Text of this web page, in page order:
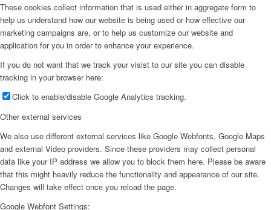
These cookies collect information that is used either in aggregate form to
help us understand how our website is being used or how effective our
marketing campaigns are, or to help us customize our website and
application for you in order to enhance your experience.
If you do not want that we track your visist to our site you can disable
tracking in your browser here:
Click to enable/disable Google Analytics tracking.
Other external services
We also use different external services like Google Webfonts, Google Maps
and external Video providers. Since these providers may collect personal
data like your IP address we allow you to block them here. Please be aware
that this might heavily reduce the functionality and appearance of our site.
Changes will take effect once you reload the page.
Google Webfont Settings: